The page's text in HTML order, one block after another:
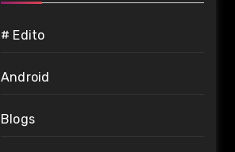
# Edito
Android
Blogs